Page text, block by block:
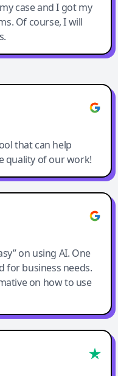
case and I got my
Of course, I will
that can help
quality of our work!
on using AI. One
for business needs.
on how to use